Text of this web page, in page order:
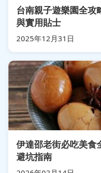
台南親子遊樂園全攻
與實用貼士
2025年12月31日
伊達邵老街必吃美食
避坑指南